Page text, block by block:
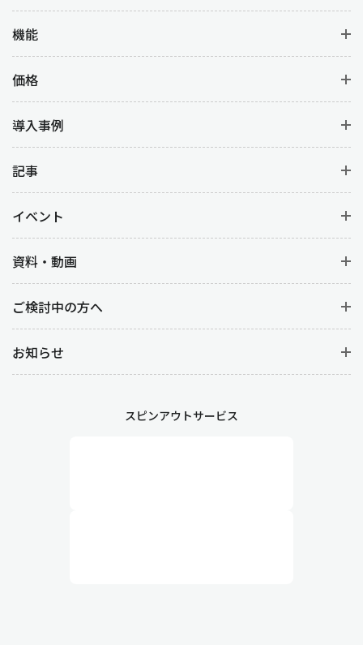
機能
価格
導入事例
記事
イベント
資料・動画
ご検討中の方へ
お知らせ
スピンアウトサービス